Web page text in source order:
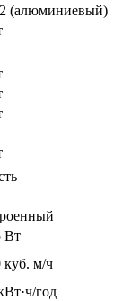
(алюминиевый)
Вт
куб. м/ч
год